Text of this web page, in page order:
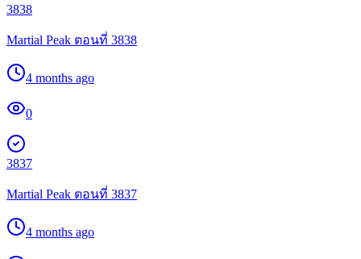
3838
Martial Peak ตอนที่ 3838
4 months ago
0
3837
Martial Peak ตอนที่ 3837
4 months ago